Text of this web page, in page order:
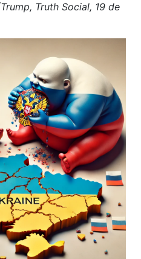
Truth Social, 19 de